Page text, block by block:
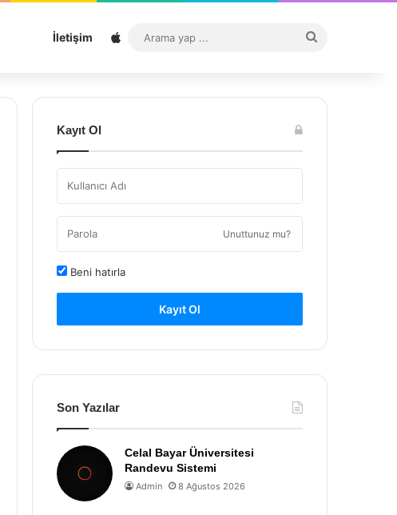
İletişim Sitemap
...
Kayıt Ol
Unuttunuz mu?
Beni hatırla
Kayıt Ol
Son Yazılar
Celal Bayar Üniversitesi
Randevu Sistemi
Admin 8 Ağustos 2026